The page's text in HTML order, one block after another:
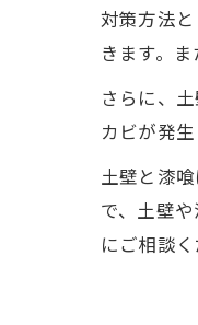
対策方法
きます。
さらに、
カビが発
土壁と漆
で、土壁
にご相談く